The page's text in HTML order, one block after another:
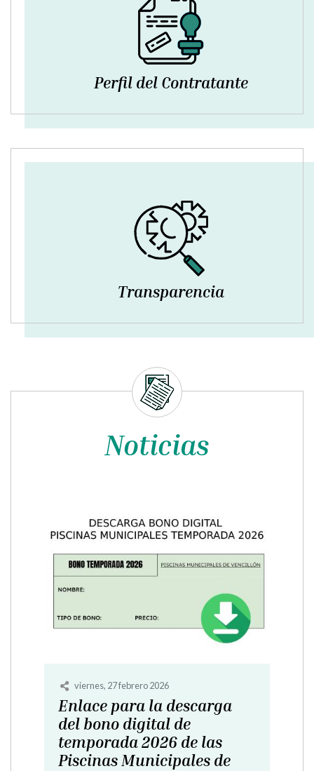
Perfil del Contratante
Transparencia
Noticias
viernes, 13 febrero 2026
Instalación fotovoltaica de
5 Kw para autoconsumo de
local social polivalente de
Vencillón